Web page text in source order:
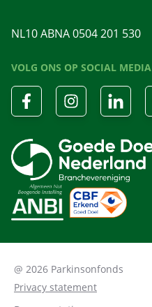
NL10 ABNA 0504 201 530
VOLG ONS OP SOCIAL MEDIA
@ 2026 Parkinsonfonds
Privacy statement